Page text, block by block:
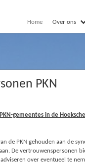
Home Over ons
PKN
gemeentes in de
de PKN gehouden aan de
De vertrouwenspersonen
over eventueel te